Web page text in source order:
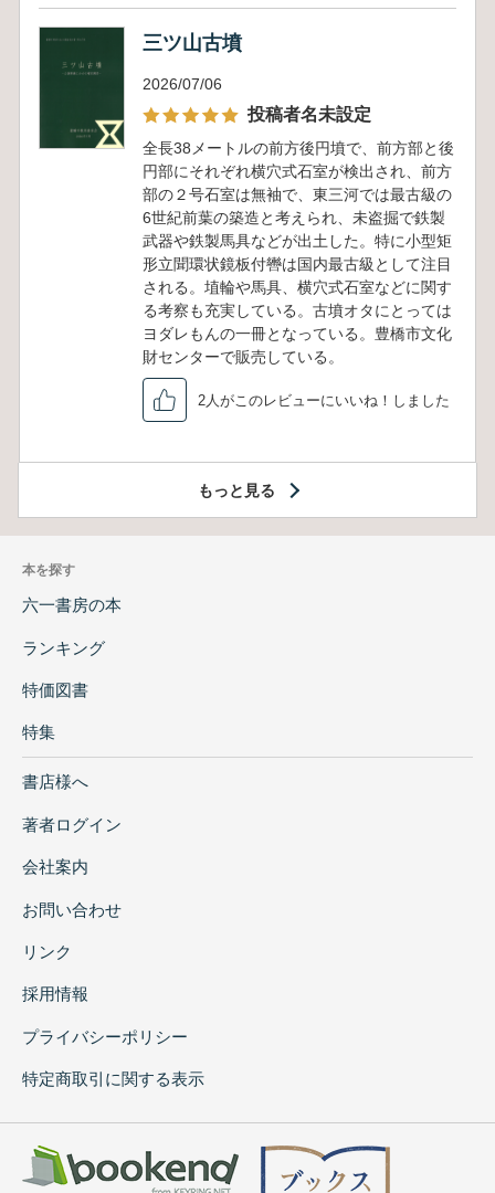
三ツ山古墳
2026/07/06
投稿者名未設定
全長38メートルの前方後円墳で、前方部と後
円部にそれぞれ横穴式石室が検出され、前方
部の２号石室は無袖で、東三河では最古級の
6世紀前葉の築造と考えられ、未盗掘で鉄製
武器や鉄製馬具などが出土した。特に小型矩
形立聞環状鏡板付轡は国内最古級として注目
される。埴輪や馬具、横穴式石室などに関す
る考察も充実している。古墳オタにとっては
ヨダレもんの一冊となっている。豊橋市文化
財センターで販売している。
2人がこのレビューにいいね！しました
もっと見る
本を探す
六一書房の本
ランキング
特価図書
特集
書店様へ
著者ログイン
会社案内
お問い合わせ
リンク
採用情報
プライバシーポリシー
特定商取引に関する表示